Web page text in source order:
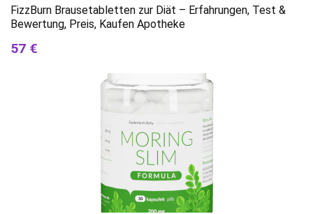
FizzBurn Brausetabletten zur Diät – Erfahrungen, Test &
Bewertung, Preis, Kaufen Apotheke
57 €